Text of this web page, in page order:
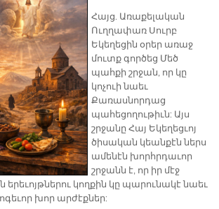
Հայց. Առաքելական
Ուղղափառ Սուրբ
Եկեղեցին օրեր առաջ
մուտք գործեց Մեծ
պահքի շրջան, որ կը
կոչուի նաեւ
Քառասնորդաց
պահեցողութիւն: Այս
շրջանը Հայ Եկեղեցւոյ
ծիսական կեանքէն ներս
ամենէն խորհրդաւոր
շրջանն է, որ իր մէջ
կողքին կը պարունակէ նաեւ
խոր արժէքներ: